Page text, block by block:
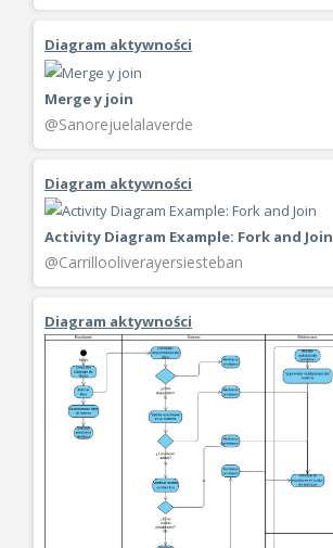
Diagram aktywności
Merge y join
@Sanorejuelalaverde
Diagram aktywności
Activity Diagram Example: Fork and Join
@Carrillooliverayersiesteban
Diagram aktywności